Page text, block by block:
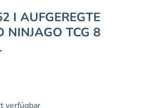
I AUFGEREGTE
NINJAGO TCG 8
verfügbar